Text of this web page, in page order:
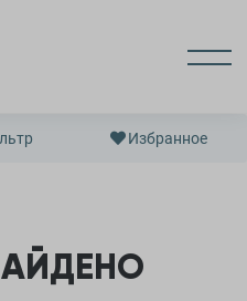
Избранное